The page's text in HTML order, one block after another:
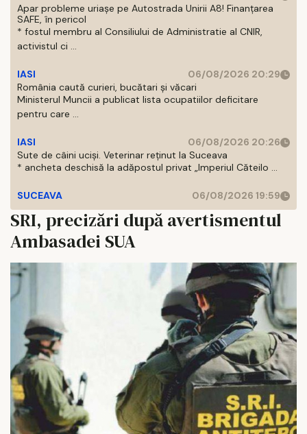
Apar probleme uriașe pe Autostrada Unirii A8! Finanțarea
SAFE, în pericol
* fostul membru al Consiliului de Administratie al CNIR,
activistul ci ...
IASI
06/08/2026 20:29
România caută curieri, bucătari și văcari
Ministerul Muncii a publicat lista ocupatiilor deficitare
pentru care ...
IASI
06/08/2026 20:26
Sute de câini uciși. Veterinar reținut la Suceava
* ancheta deschisă la adăpostul privat „Imperiul Căteilo ...
SUCEAVA 06/08/2026 19:59
SRI, precizări după avertismentul
Ambasadei SUA